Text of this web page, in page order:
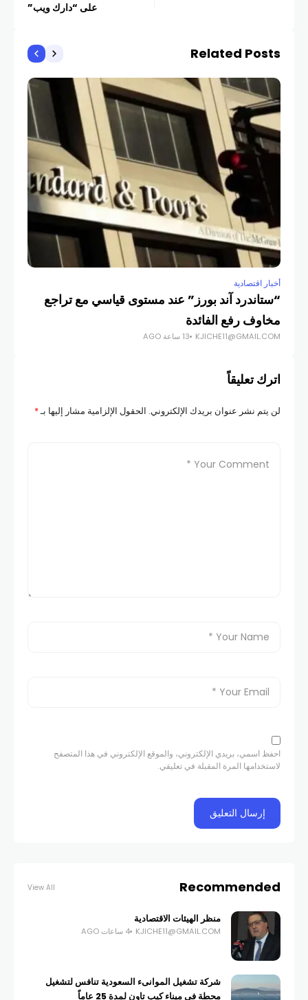
على “دارك ويب”
Related Posts
أخبار اقتصادية
“ستاندرد آند بورز” عند مستوى قياسي مع تراجع
مخاوف رفع الفائدة
KJICHE11@GMAIL.COM 13 ساعة AGO
اترك تعليقاً
لن يتم نشر عنوان بريدك الإلكتروني. الحقول الإلزامية مشار إليها بـ*
احفظ اسمي، بريدي الإلكتروني، والموقع الإلكتروني في هذا المتصفح
لاستخدامها المرة المقبلة في تعليقي.
Recommended
View All
منظر الهيئات الاقتصادية
KJICHE11@GMAIL.COM 4 ساعات AGO
شركة تشغيل الموانىء السعودية تنافس لتشغيل
محطة في ميناء كيب تاون لمدة 25 عاماً